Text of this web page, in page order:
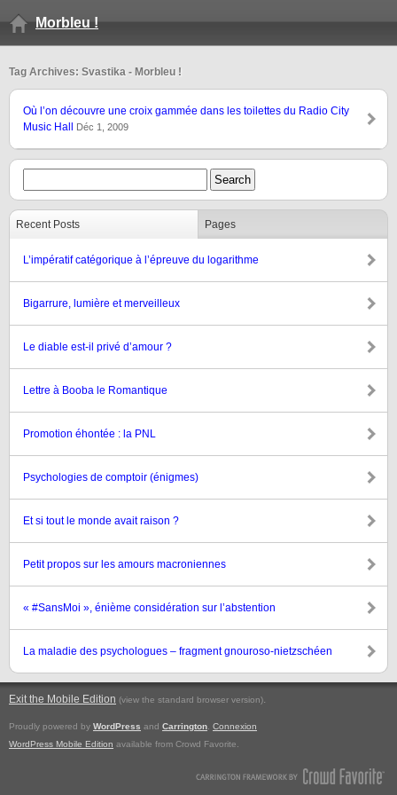
Morbleu !
Tag Archives: Svastika - Morbleu !
Où l’on découvre une croix gammée dans les toilettes du Radio City
Music Hall
Déc 1, 2009
Recent Posts Pages
L’impératif catégorique à l’épreuve du logarithme
Bigarrure, lumière et merveilleux
Le diable est-il privé d’amour ?
Lettre à Booba le Romantique
Promotion éhontée : la PNL
Psychologies de comptoir (énigmes)
Et si tout le monde avait raison ?
Petit propos sur les amours macroniennes
« #SansMoi », énième considération sur l’abstention
La maladie des psychologues – fragment gnouroso-nietzschéen
Exit the Mobile Edition (view the standard browser version).
Proudly powered by WordPress and Carrington Connexion
WordPress Mobile Edition available from Crowd Favorite.